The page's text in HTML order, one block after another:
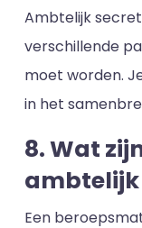
Ambtelijk
verschillende
moet worden.
in het
8. Wat
ambtelijk
Een